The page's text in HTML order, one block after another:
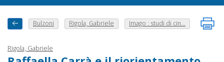
Bulzoni Rigola, Gabriele Imago : studi di cin...
Rigola, Gabriele